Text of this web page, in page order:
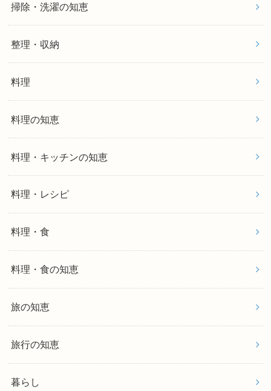
掃除・洗濯の知恵
整理・収納
料理
料理の知恵
料理・キッチンの知恵
料理・レシピ
料理・食
料理・食の知恵
旅の知恵
旅行の知恵
暮らし